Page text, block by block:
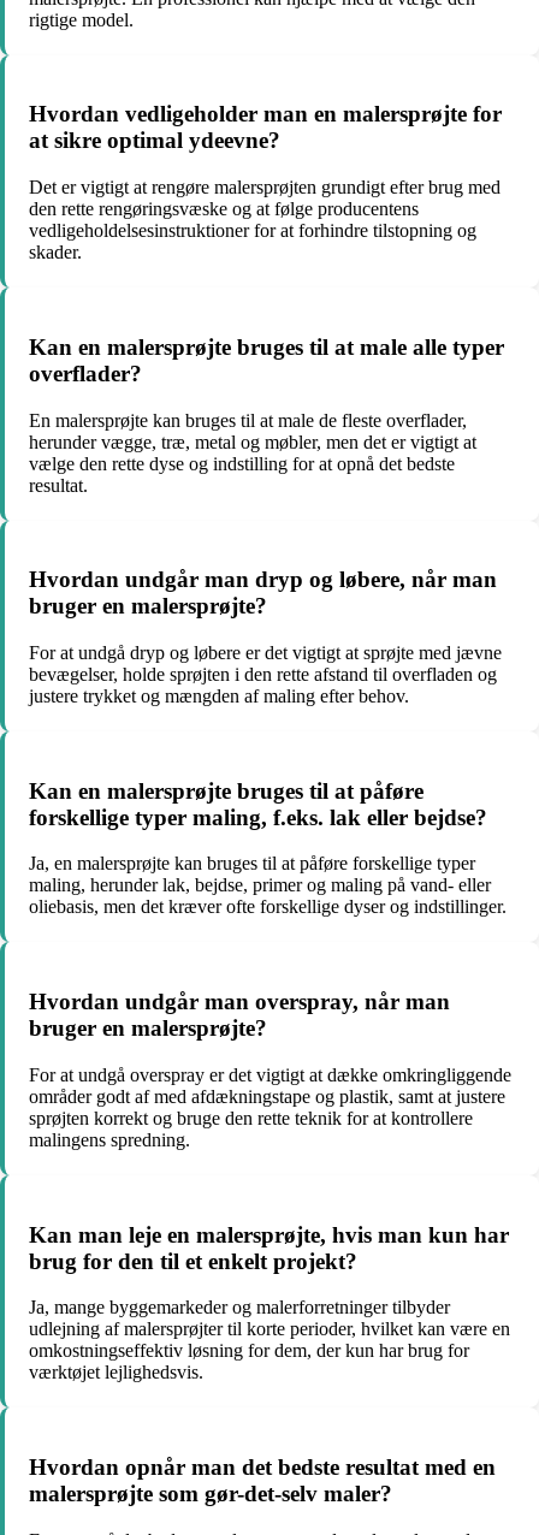
rigtige model.
Hvordan vedligeholder man en malersprøjte for
at sikre optimal ydeevne?
Det er vigtigt at rengøre malersprøjten grundigt efter brug med
den rette rengøringsvæske og at følge producentens
vedligeholdelsesinstruktioner for at forhindre tilstopning og
skader.
Kan en malersprøjte bruges til at male alle typer
overflader?
En malersprøjte kan bruges til at male de fleste overflader,
herunder vægge, træ, metal og møbler, men det er vigtigt at
vælge den rette dyse og indstilling for at opnå det bedste
resultat.
Hvordan undgår man dryp og løbere, når man
bruger en malersprøjte?
For at undgå dryp og løbere er det vigtigt at sprøjte med jævne
bevægelser, holde sprøjten i den rette afstand til overfladen og
justere trykket og mængden af maling efter behov.
Kan en malersprøjte bruges til at påføre
forskellige typer maling, f.eks. lak eller bejdse?
Ja, en malersprøjte kan bruges til at påføre forskellige typer
maling, herunder lak, bejdse, primer og maling på vand- eller
oliebasis, men det kræver ofte forskellige dyser og indstillinger.
Hvordan undgår man overspray, når man
bruger en malersprøjte?
For at undgå overspray er det vigtigt at dække omkringliggende
områder godt af med afdækningstape og plastik, samt at justere
sprøjten korrekt og bruge den rette teknik for at kontrollere
malingens spredning.
Kan man leje en malersprøjte, hvis man kun har
brug for den til et enkelt projekt?
Ja, mange byggemarkeder og malerforretninger tilbyder
udlejning af malersprøjter til korte perioder, hvilket kan være en
omkostningseffektiv løsning for dem, der kun har brug for
værktøjet lejlighedsvis.
Hvordan opnår man det bedste resultat med en
malersprøjte som gør-det-selv maler?